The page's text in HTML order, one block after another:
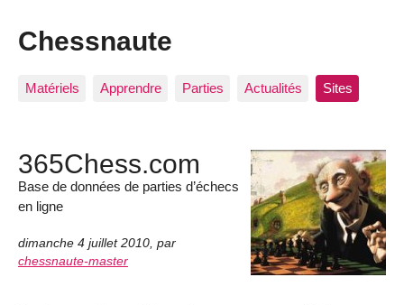
Chessnaute
Matériels Apprendre Parties Actualités Sites
365Chess.com
Base de données de parties d’échecs
en ligne
dimanche 4 juillet 2010, par
chessnaute-master